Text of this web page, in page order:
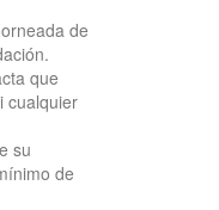
de
que
cualquier
su
de